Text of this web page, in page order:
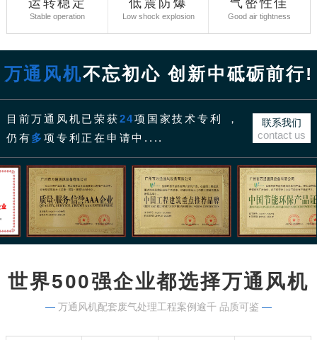
Stable operation Low shock explosion Good air tightness
万通风机不忘初心 创新中砥砺前行!
目前万通风机已荣获24项国家技术专利 ，
仍有多项专利正在申请中....
联系我们
contact us
世界500强企业都选择万通风机
— 万通风机配套废气处理工程案例逾千 品质可鉴 —